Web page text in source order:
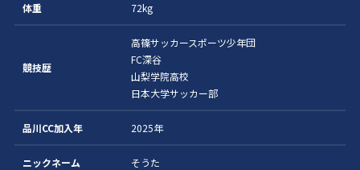
体重 72kg
競技歴
高篠サッカースポーツ少年団
FC深谷
山梨学院高校
日本大学サッカー部
品川CC加入年 2025年
ニックネーム そうた